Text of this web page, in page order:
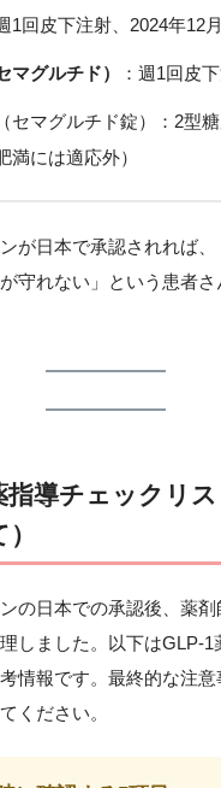
1回皮下注射、2024年12
マグルチド） ：週1回皮
セマグルチド錠）：2型
満には適応外）
が日本で承認されれば、
が守れない」という患者
指導チェックリ
の日本での承認後、薬
しました。以下はGLP-1
情報です。最終的な注
ください。